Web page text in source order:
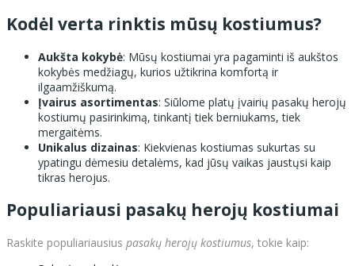
Kodėl verta rinktis mūsų kostiumus?
Aukšta kokybė: Mūsų kostiumai yra pagaminti iš aukštos
kokybės medžiagų, kurios užtikrina komfortą ir
ilgaamžiškumą.
Įvairus asortimentas: Siūlome platų įvairių pasakų herojų
kostiumų pasirinkimą, tinkantį tiek berniukams, tiek
mergaitėms.
Unikalus dizainas: Kiekvienas kostiumas sukurtas su
ypatingu dėmesiu detalėms, kad jūsų vaikas jaustųsi kaip
tikras herojus.
Populiariausi pasakų herojų kostiumai
Raskite populiariausius pasakų herojų kostiumus, tokie kaip: